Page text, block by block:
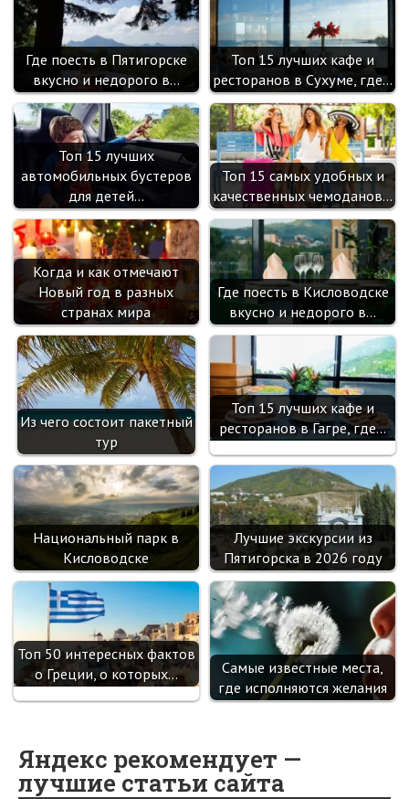
sn
ik
i
Где поесть в Пятигорске
вкусно и недорого в…
Топ 15 лучших кафе и
ресторанов в Сухуме, где…
Топ 15 лучших
автомобильных бустеров
для детей…
Топ 15 самых удобных и
качественных чемоданов…
Когда и как отмечают
Новый год в разных
странах мира
Где поесть в Кисловодске
вкусно и недорого в…
Из чего состоит пакетный
тур
Топ 15 лучших кафе и
ресторанов в Гагре, где…
Национальный парк в
Кисловодске
Лучшие экскурсии из
Пятигорска в 2026 году
Топ 50 интересных фактов
о Греции, о которых…
Самые известные места,
где исполняются желания
Яндекс рекомендует —
лучшие статьи сайта